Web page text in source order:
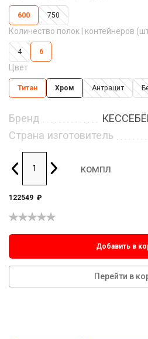
600 750
Количество полок | контейнеров
4 6
Цвет
Титан Хром Антрацит
Бренд
Страна изготовитель
компл
122549 ₽
Добавить в
Перейти в